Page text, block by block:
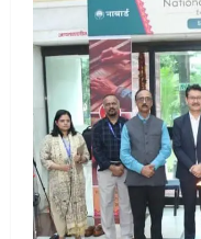
i
g
a
t
i